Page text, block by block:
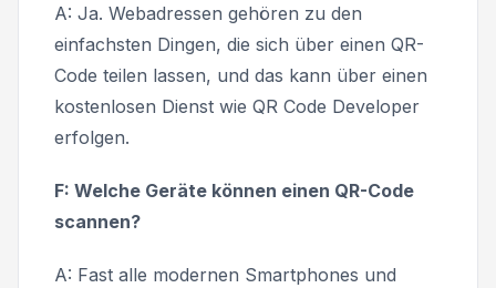
A: Ja. Webadressen gehören zu den
einfachsten Dingen, die sich über einen QR-
Code teilen lassen, und das kann über einen
kostenlosen Dienst wie QR Code Developer
erfolgen.
F: Welche Geräte können einen QR-Code
scannen?
A: Fast alle modernen Smartphones und